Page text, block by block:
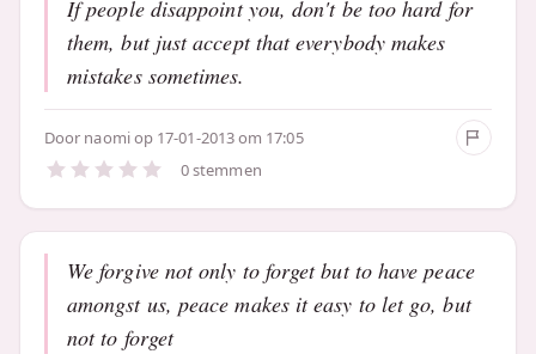
If people disappoint you, don't be too hard for
them, but just accept that everybody makes
mistakes sometimes.
Door naomiop 17-01-2013 om 17:05
0 stemmen
We forgive not only to forget but to have peace
amongst us, peace makes it easy to let go, but
not to forget